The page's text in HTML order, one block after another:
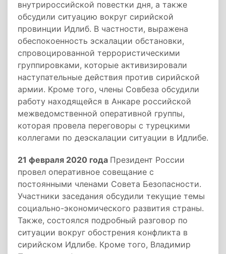
внутрироссийской повестки дня, а также
обсудили ситуацию вокруг сирийской
провинции Идлиб. В частности, выражена
обеспокоенность эскалации обстановки,
спровоцированной террористическими
группировками, которые активизировали
наступательные действия против сирийской
армии. Кроме того, члены Совбеза обсудили
работу находящейся в Анкаре российской
межведомственной оперативной группы,
которая провела переговоры с турецкими
коллегами по деэскалации ситуации в Идлибе.
21 февраля 2020 года Президент России
провел оперативное совещание с
постоянными членами Совета Безопасности.
Участники заседания обсудили текущие темы
социально-экономического развития страны.
Также, состоялся подробный разговор по
ситуации вокруг обострения конфликта в
сирийском Идлибе. Кроме того, Владимир